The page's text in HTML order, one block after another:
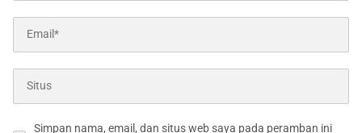
Simpan nama, email, dan situs web saya pada peramban ini